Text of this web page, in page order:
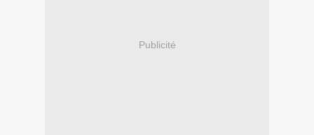
Publicité